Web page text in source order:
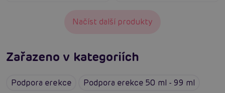
Načíst další produkty
Zařazeno v kategoriích
Podpora erekce Podpora erekce 50 ml - 99 ml